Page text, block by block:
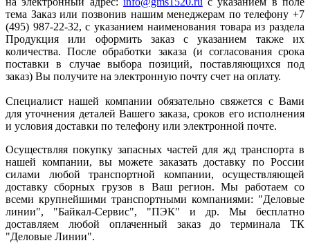
тема Заказ или позвонив нашим менеджерам по телефону +7
(495) 987-22-32, с указанием наименования товара из раздела
Продукция или оформить заказ с указанием также их
количества. После обработки заказа (и согласования срока
поставки в случае выбора позиций, поставляющихся под
заказ) Вы получите на электронную почту счет на оплату.
Специалист нашей компании обязательно свяжется с Вами
для уточнения деталей Вашего заказа, сроков его исполнения
и условия доставки по телефону или электронной почте.
Осуществляя покупку запасных частей для жд транспорта в
нашей компании, вы можете заказать доставку по России
силами любой транспортной компании, осуществляющей
доставку сборных грузов в Ваш регион. Мы работаем со
всеми крупнейшими транспортными компаниями: "Деловые
линии", "Байкал-Сервис", "ПЭК" и др. Мы бесплатно
доставляем любой оплаченный заказ до терминала ТК
"Деловые Линии".